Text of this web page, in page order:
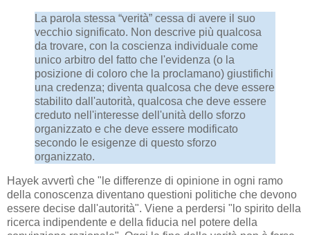
La parola stessa “verità” cessa di avere il suo
vecchio significato. Non descrive più qualcosa
da trovare, con la coscienza individuale come
unico arbitro del fatto che l'evidenza (o la
posizione di coloro che la proclamano) giustifichi
una credenza; diventa qualcosa che deve essere
stabilito dall'autorità, qualcosa che deve essere
creduto nell'interesse dell'unità dello sforzo
organizzato e che deve essere modificato
secondo le esigenze di questo sforzo
organizzato.
Hayek avvertì che "le differenze di opinione in ogni ramo
della conoscenza diventano questioni politiche che devono
essere decise dall'autorità". Viene a perdersi "lo spirito della
ricerca indipendente e della fiducia nel potere della